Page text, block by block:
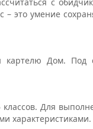
это умение
картелю Дом. Под
Для
характеристиками.